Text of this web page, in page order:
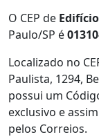
O CEP de
Paulo/SP é
Localizado no
Paulista, 1294,
possui um
exclusivo e
pelos Correios.